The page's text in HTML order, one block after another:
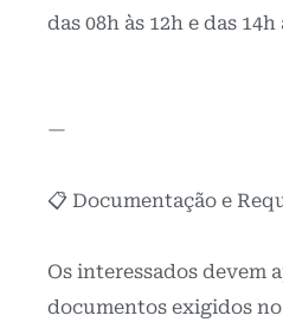
das 08h às 12h e das 14h
—
📋 Documentação e
Os interessados devem
documentos exigidos